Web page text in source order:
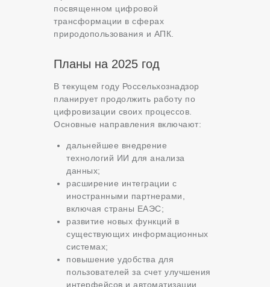
посвященном цифровой
трансформации в сферах
природопользования и АПК.
Планы на 2025 год
В текущем году Россельхознадзор
планирует продолжить работу по
цифровизации своих процессов.
Основные направления включают:
дальнейшее внедрение
технологий ИИ для анализа
данных;
расширение интеграции с
иностранными партнерами,
включая страны ЕАЭС;
развитие новых функций в
существующих информационных
системах;
повышение удобства для
пользователей за счет улучшения
интерфейсов и автоматизации